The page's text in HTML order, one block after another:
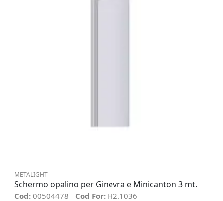
METALIGHT
Schermo opalino per Ginevra e Minicanton 3 mt.
Cod: 00504478 Cod For: H2.1036